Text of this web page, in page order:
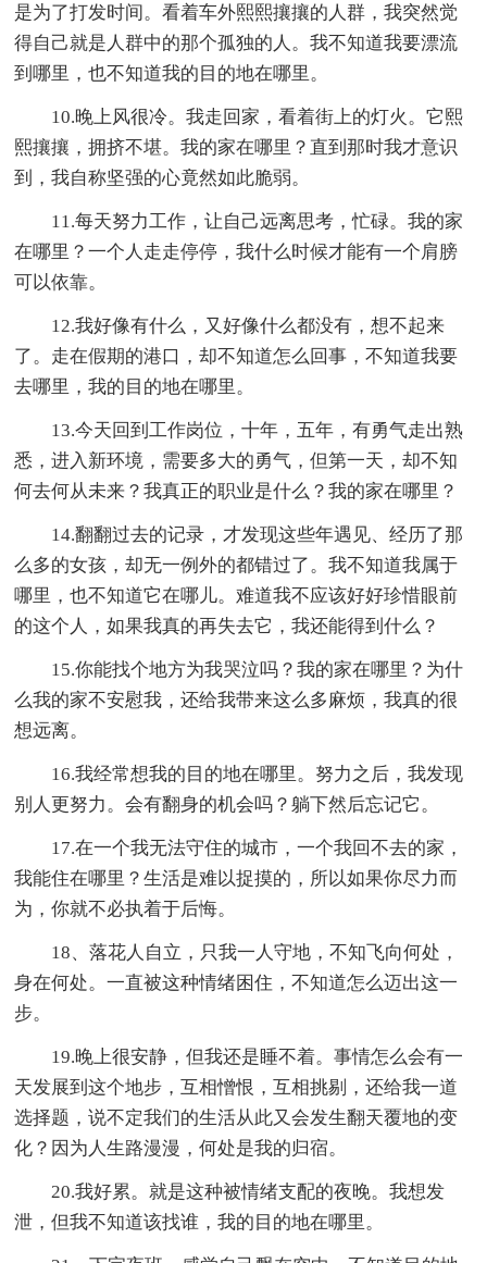
是为了打发时间。看着车外熙熙攘攘的人群，我突然觉
得自己就是人群中的那个孤独的人。我不知道我要漂流
到哪里，也不知道我的目的地在哪里。
10.晚上风很冷。我走回家，看着街上的灯火。它熙
熙攘攘，拥挤不堪。我的家在哪里？直到那时我才意识
到，我自称坚强的心竟然如此脆弱。
11.每天努力工作，让自己远离思考，忙碌。我的家
在哪里？一个人走走停停，我什么时候才能有一个肩膀
可以依靠。
12.我好像有什么，又好像什么都没有，想不起来
了。走在假期的港口，却不知道怎么回事，不知道我要
去哪里，我的目的地在哪里。
13.今天回到工作岗位，十年，五年，有勇气走出熟
悉，进入新环境，需要多大的勇气，但第一天，却不知
何去何从未来？我真正的职业是什么？我的家在哪里？
14.翻翻过去的记录，才发现这些年遇见、经历了那
么多的女孩，却无一例外的都错过了。我不知道我属于
哪里，也不知道它在哪儿。难道我不应该好好珍惜眼前
的这个人，如果我真的再失去它，我还能得到什么？
15.你能找个地方为我哭泣吗？我的家在哪里？为什
么我的家不安慰我，还给我带来这么多麻烦，我真的很
想远离。
16.我经常想我的目的地在哪里。努力之后，我发现
别人更努力。会有翻身的机会吗？躺下然后忘记它。
17.在一个我无法守住的城市，一个我回不去的家，
我能住在哪里？生活是难以捉摸的，所以如果你尽力而
为，你就不必执着于后悔。
18、落花人自立，只我一人守地，不知飞向何处，
身在何处。一直被这种情绪困住，不知道怎么迈出这一
步。
19.晚上很安静，但我还是睡不着。事情怎么会有一
天发展到这个地步，互相憎恨，互相挑剔，还给我一道
选择题，说不定我们的生活从此又会发生翻天覆地的变
化？因为人生路漫漫，何处是我的归宿。
20.我好累。就是这种被情绪支配的夜晚。我想发
泄，但我不知道该找谁，我的目的地在哪里。